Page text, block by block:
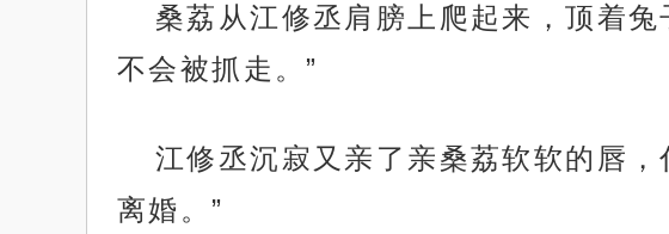
桑荔从江修丞肩膀上爬起来，顶着
不会被抓走。”
江修丞沉寂又亲了亲桑荔软软的唇
离婚。”